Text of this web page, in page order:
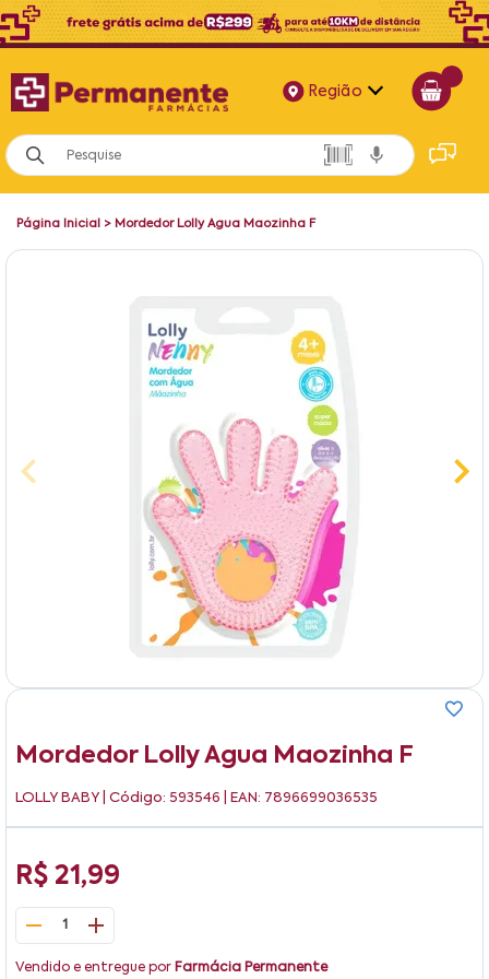
Região
Alagoas
Bahia
Página Inicial > Mordedor Lolly Agua Maozinha F
Mordedor Lolly Agua Maozinha F
LOLLY BABY | Código: 593546 | EAN: 7896699036535
R$ 21,99
1
Vendido e entregue por Farmácia Permanente